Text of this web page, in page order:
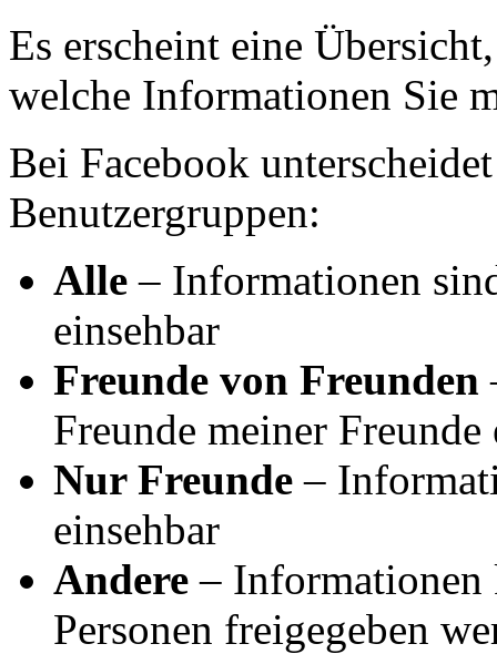
Es erscheint eine
welche Informationen Sie
Bei Facebook
Benutzergruppen:
Alle – Informationen
einsehbar
Freunde von Freunden
Freunde meiner Freunde
Nur Freunde –
einsehbar
Andere – Informationen
Personen freigegeben